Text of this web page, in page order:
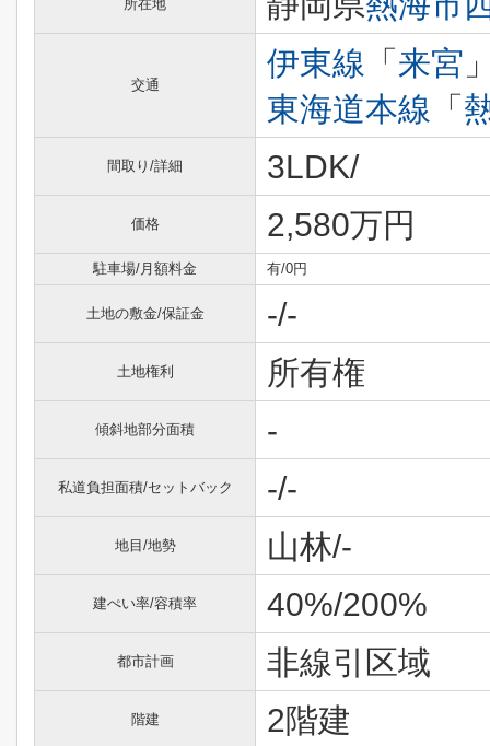
所在地
交通
伊東線 「 来宮
東海道本線 「
間取り/詳細 3LDK/
価格 2,580万円
駐車場/月額料金 有/0円
土地の敷金/保証金 -/-
土地権利 所有権
傾斜地部分面積 -
私道負担面積/セットバック -/-
地目/地勢 山林/-
建ぺい率/容積率 40%/200%
都市計画 非線引区域
階建 2階建